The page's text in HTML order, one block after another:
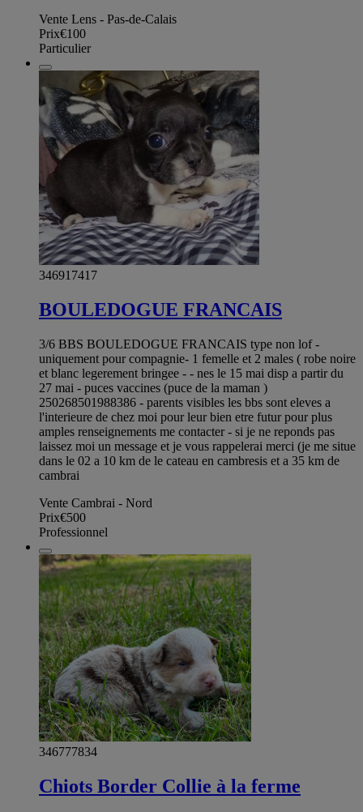
Vente Lens - Pas-de-Calais
Prix€100
Particulier
346917417
BOULEDOGUE FRANCAIS
3/6 BBS BOULEDOGUE FRANCAIS type non lof -
uniquement pour compagnie- 1 femelle et 2 males ( robe noire
et blanc legerement bringee - - nes le 15 mai disp a partir du
27 mai - puces vaccines (puce de la maman )
250268501988386 - parents visibles les bbs sont eleves a
l'interieure de chez moi pour leur bien etre futur pour plus
amples renseignements me contacter - si je ne reponds pas
laissez moi un message et je vous rappelerai merci (je me situe
dans le 02 a 10 km de le cateau en cambresis et a 35 km de
cambrai
Vente Cambrai - Nord
Prix€500
Professionnel
346777834
Chiots Border Collie à la ferme